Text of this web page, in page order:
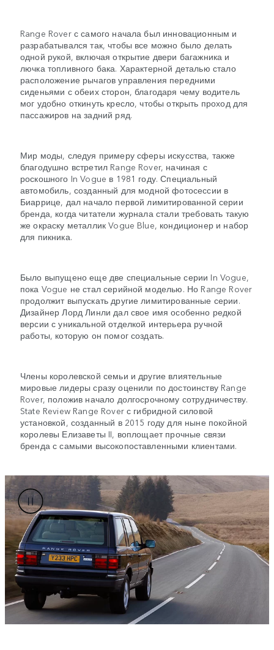
Range Rover с самого начала был инновационным и
разрабатывался так, чтобы все можно было делать
одной рукой, включая открытие двери багажника и
лючка топливного бака. Характерной деталью стало
расположение рычагов управления передними
сиденьями с обеих сторон, благодаря чему водитель
мог удобно откинуть кресло, чтобы открыть проход для
пассажиров на задний ряд.
Мир моды, следуя примеру сферы искусства, также
благодушно встретил Range Rover, начиная с
роскошного In Vogue в 1981 году. Специальный
автомобиль, созданный для модной фотосессии в
Биаррице, дал начало первой лимитированной серии
бренда, когда читатели журнала стали требовать такую
же окраску металлик Vogue Blue, кондиционер и набор
для пикника.
Было выпущено еще две специальные серии In Vogue,
пока Vogue не стал серийной моделью. Но Range Rover
продолжит выпускать другие лимитированные серии.
Дизайнер Лорд Линли дал свое имя особенно редкой
версии с уникальной отделкой интерьера ручной
работы, которую он помог создать.
Члены королевской семьи и другие влиятельные
мировые лидеры сразу оценили по достоинству Range
Rover, положив начало долгосрочному сотрудничеству.
State Review Range Rover с гибридной силовой
установкой, созданный в 2015 году для ныне покойной
королевы Елизаветы II, воплощает прочные связи
бренда с самыми высокопоставленными клиентами.